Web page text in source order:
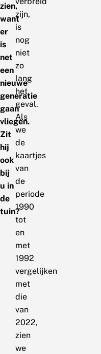
zien,
want
er
is
net
een
nieuwe
generatie
gaan
vliegen.
Zit
hij
ook
bij
u in
de
tuin?
zijn,
is
nog
niet
zo
lang
het
geval.
Als
we
de
kaartjes
van
de
periode
1990
tot
en
met
1992
vergelijken
met
die
van
2022,
zien
we